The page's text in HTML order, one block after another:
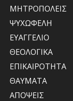
ΜΗΤΡΟΠΟΛΕΙΣ
ΨΥΧΩΦΕΛΗ
ΕΥΑΓΓΕΛΙΟ
ΘΕΟΛΟΓΙΚΑ
ΕΠΙΚΑΙΡΟΤΗΤΑ
ΘΑΥΜΑΤΑ
ΑΠΟΨΕΙΣ